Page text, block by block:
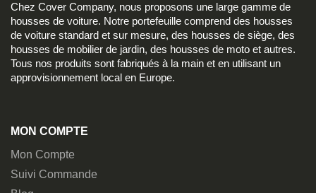
Chez Cover Company, nous proposons une large gamme de
housses de voiture. Notre portefeuille comprend des housses
de voiture standard et sur mesure, des housses de siège, des
housses de mobilier de jardin, des housses de moto et autres.
Tous nos produits sont fabriqués à la main et en utilisant un
approvisionnement local en Europe.
MON COMPTE
Mon Compte
Suivi Commande